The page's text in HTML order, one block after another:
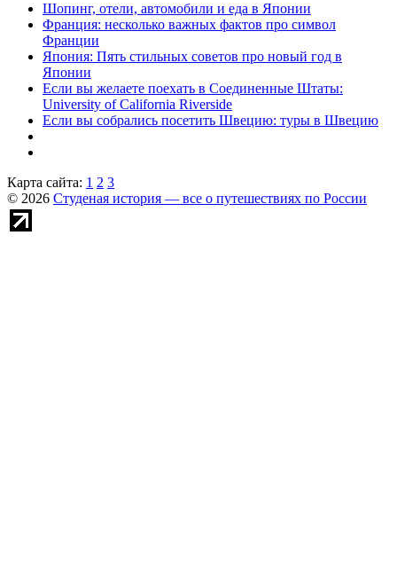
Шопинг, отели, автомобили и еда в Японии
Франция: несколько важных фактов про символ
Франции
Япония: Пять стильных советов про новый год в
Японии
Если вы желаете поехать в Соединенные Штаты:
University of California Riverside
Если вы собрались посетить Швецию: туры в Швецию
Карта сайта: 1 2 3
© 2026 Студеная история — все о путешествиях по России